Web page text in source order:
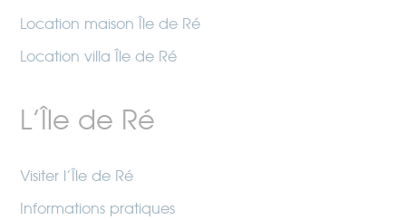
Location maison Île de Ré
Location villa Île de Ré
L’Île de Ré
Visiter l’Île de Ré
Informations pratiques